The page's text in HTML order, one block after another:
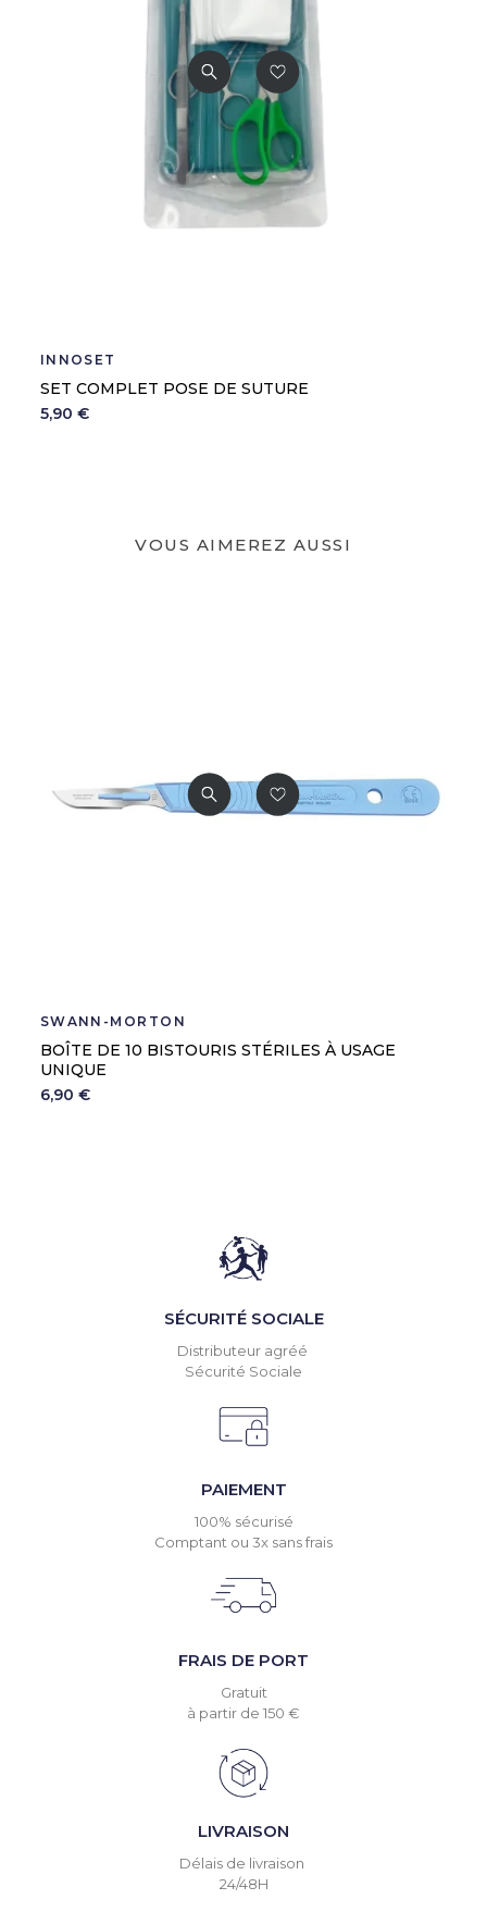
INNOSET
SET COMPLET POSE DE SUTURE
5,90 €
VOUS AIMEREZ AUSSI
SWANN-MORTON
BOÎTE DE 10 BISTOURIS STÉRILES À USAGE
UNIQUE
6,90 €
SÉCURITÉ SOCIALE
Distributeur agréé
Sécurité Sociale
PAIEMENT
100% sécurisé
Comptant ou 3x sans frais
FRAIS DE PORT
Gratuit
à partir de 150 €
LIVRAISON
Délais de livraison
24/48H